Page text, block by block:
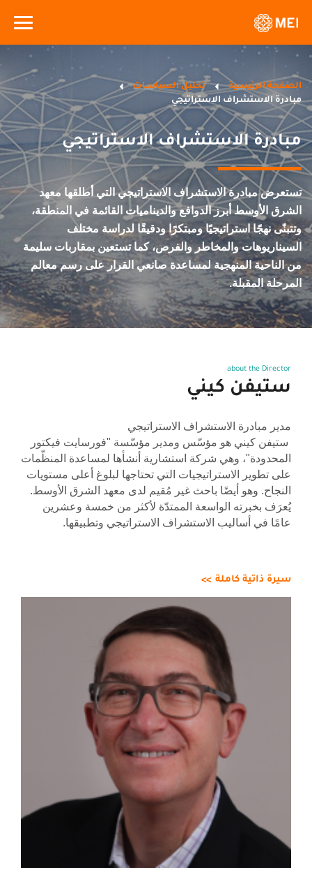
الصفحة الرئيسية
تحليل السياسات
مبادرة الاستشراف الاستراتيجي
مبادرة الاستشراف الاستراتيجي
تستعرض مبادرة الاستشراف الاستراتيجي التي أطلقها معهد
الشرق الأوسط أبرز الدوافع والديناميات القائمة في المنطقة،
وتتبنّى نهجًا استراتيجيًا ومبتكرًا ودقيقًا لدراسة مختلف
السيناريوهات والمخاطر والفرص، كما تستعين بمقاربات سليمة
من الناحية المنهجية لمساعدة صانعي القرار على رسم معالم
المرحلة المقبلة.
about the Director
ستيفن كيني
مدير مبادرة الاستشراف الاستراتيجي
ستيفن كيني هو مؤسّس ومدير مؤسّسة "فورسايت فيكتور
المحدودة"، وهي شركة استشارية أنشأها لمساعدة المنظّمات
على تطوير الاستراتيجيات التي تحتاجها لبلوغ أعلى مستويات
النجاح. وهو أيضًا باحث غير مُقيم لدى معهد الشرق الأوسط.
يُعرَف بخبرته الواسعة الممتدّة لأكثر من خمسة وعشرين
عامًا في أساليب الاستشراف الاستراتيجي وتطبيقها.
سيرة ذاتية كاملة